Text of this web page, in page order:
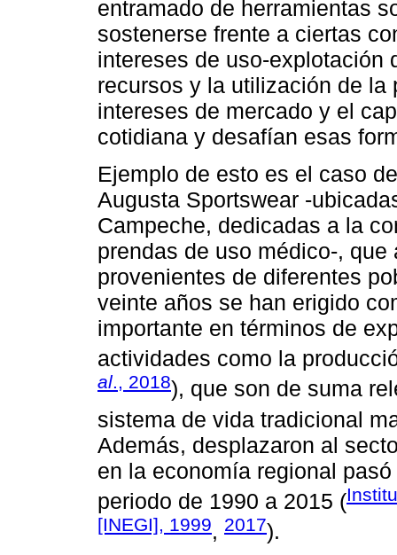
entramado de herramientas
sostenerse frente a ciertas
intereses de uso-explotación
recursos y la utilización de
intereses de mercado y el
cotidiana y desafían esas
Ejemplo de esto es el caso
Augusta Sportswear -
Campeche, dedicadas a la
prendas de uso médico-,
provenientes de diferentes
veinte años se han erigido
importante en términos de
actividades como la
al., 2018), que son de suma
sistema de vida tradicional
Además, desplazaron al
en la economía regional
periodo de 1990 a 2015 (
[INEGI], 1999, 2017).